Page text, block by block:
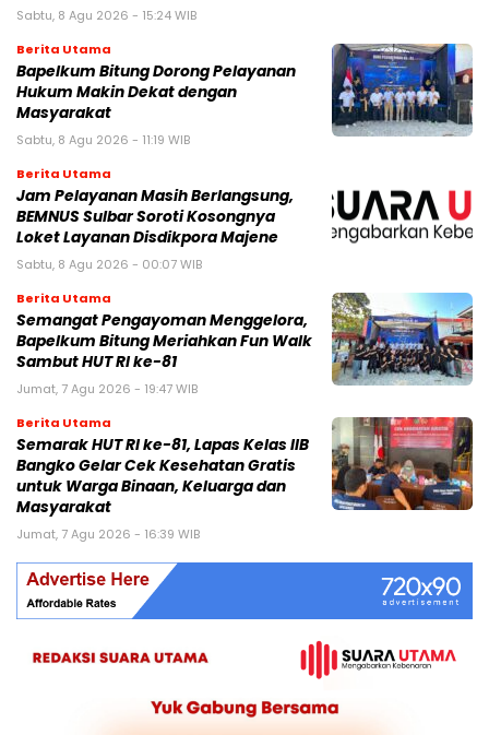
Sabtu, 8 Agu 2026 - 15:24 WIB
Berita Utama
Bapelkum Bitung Dorong Pelayanan
Hukum Makin Dekat dengan
Masyarakat
Sabtu, 8 Agu 2026 - 11:19 WIB
Berita Utama
Jam Pelayanan Masih Berlangsung,
BEMNUS Sulbar Soroti Kosongnya
Loket Layanan Disdikpora Majene
Sabtu, 8 Agu 2026 - 00:07 WIB
Berita Utama
Semangat Pengayoman Menggelora,
Bapelkum Bitung Meriahkan Fun Walk
Sambut HUT RI ke-81
Jumat, 7 Agu 2026 - 19:47 WIB
Berita Utama
Semarak HUT RI ke-81, Lapas Kelas IIB
Bangko Gelar Cek Kesehatan Gratis
untuk Warga Binaan, Keluarga dan
Masyarakat
Jumat, 7 Agu 2026 - 16:39 WIB